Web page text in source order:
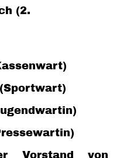
(2.
Vorstand von